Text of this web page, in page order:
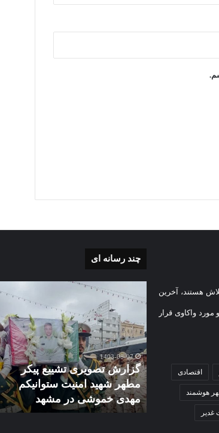
هستند، آخرین
واکاوی قرار
اقتصادی
هوشمند
چند رسانه ای
پیکر
مشهد
تصویری
سال
تحصیلی
دبیرستان
نمونه
دولتی
دخترانه
کوثر
با
1403-07-02
گزارش تصویری آغاز سال
تحصیلی دبیرستان نمونه دولتی
دخترانه کوثر با حضورشهردار
منطقه یک و نایب رئیس شورای
شهر مشهد